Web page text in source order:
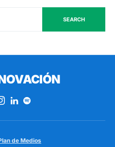
SEARCH
de Medios